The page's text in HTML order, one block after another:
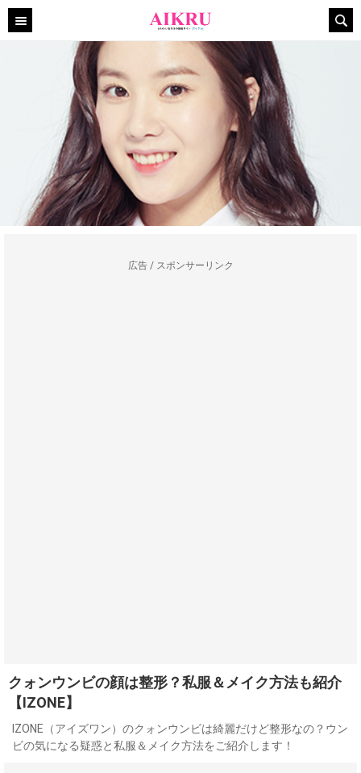
広告 / スポンサーリンク
クォンウンビの顔は整形？私服＆メイク方法も紹介
【IZONE】
IZONE（アイズワン）のクォンウンビは綺麗だけど整形なの？ウン
ビの気になる疑惑と私服＆メイク方法をご紹介します！